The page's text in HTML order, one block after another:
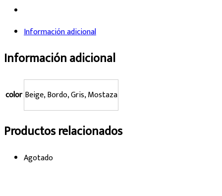
Información adicional
Información adicional
color Beige, Bordo, Gris, Mostaza
Productos relacionados
Agotado